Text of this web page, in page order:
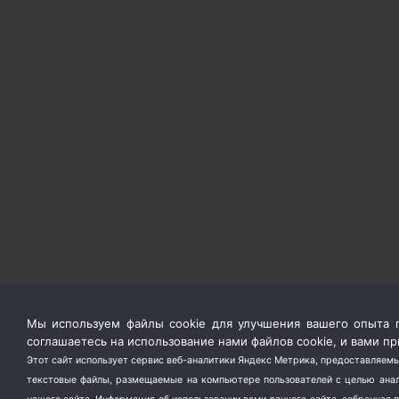
Мы используем файлы cookie для улучшения вашего опыта
соглашаетесь на использование нами файлов cookie, и вами
Этот сайт использует сервис веб-аналитики Яндекс Метрика,
текстовые файлы, размещаемые на компьютере пользователей с целью